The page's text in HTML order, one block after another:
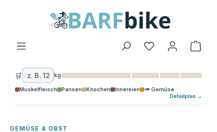
🛒 kg
Muskelfleisch Pansen Knochen Innereien 🥕 Gemüse
Detailplan →
GEMÜSE & OBST